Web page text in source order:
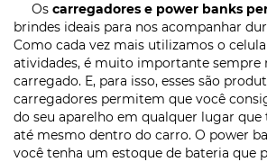
Os carregadores e power banks
brindes ideais para nos acompanhar
Como cada vez mais utilizamos o
atividades, é muito importante sempre
carregado. E, para isso, esses são
carregadores permitem que você
do seu aparelho em qualquer lugar que
até mesmo dentro do carro. O power
você tenha um estoque de bateria que